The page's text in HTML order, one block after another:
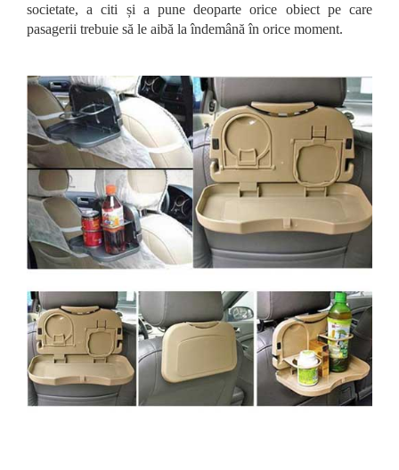
societate, a citi și a pune deoparte orice obiect pe care
pasagerii trebuie să le aibă la îndemână în orice moment.